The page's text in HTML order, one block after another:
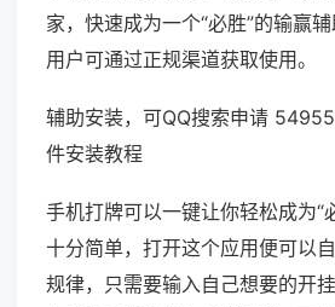
家，快速成为一个“必胜”的输赢
用户可通过正规渠道获取使用。
辅助安装，可QQ搜索申请
件安装教程
手机打牌可以一键让你轻松成为“
十分简单，打开这个应用便可以
规律，只需要输入自己想要的开